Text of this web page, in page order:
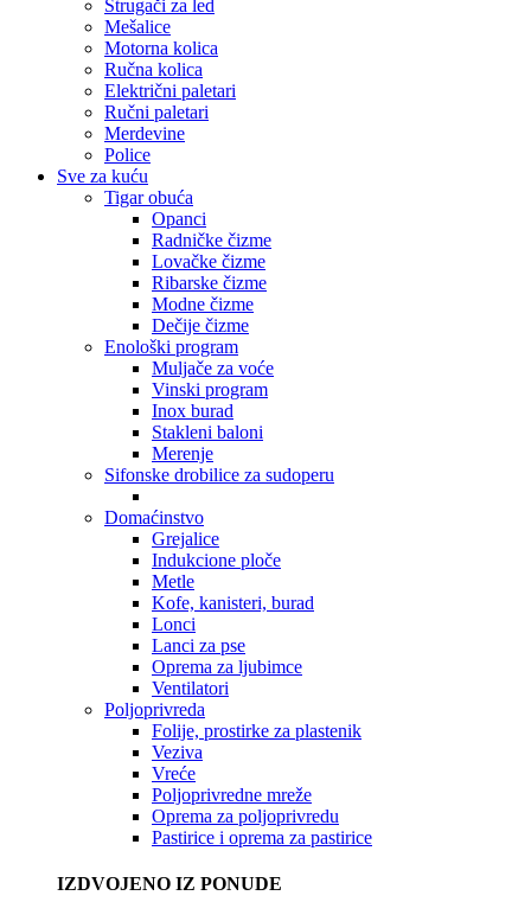
Strugači za led
Mešalice
Motorna kolica
Ručna kolica
Električni paletari
Ručni paletari
Merdevine
Police
Sve za kuću
Tigar obuća
Opanci
Radničke čizme
Lovačke čizme
Ribarske čizme
Modne čizme
Dečije čizme
Enološki program
Muljače za voće
Vinski program
Inox burad
Stakleni baloni
Merenje
Sifonske drobilice za sudoperu
Domaćinstvo
Grejalice
Indukcione ploče
Metle
Kofe, kanisteri, burad
Lonci
Lanci za pse
Oprema za ljubimce
Ventilatori
Poljoprivreda
Folije, prostirke za plastenik
Veziva
Vreće
Poljoprivredne mreže
Oprema za poljoprivredu
Pastirice i oprema za pastirice
IZDVOJENO IZ PONUDE